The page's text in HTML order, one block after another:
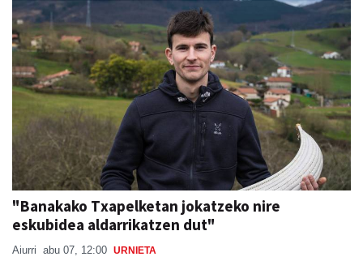
"Banakako Txapelketan jokatzeko nire
eskubidea aldarrikatzen dut"
Aiurri abu 07, 12:00 URNIETA